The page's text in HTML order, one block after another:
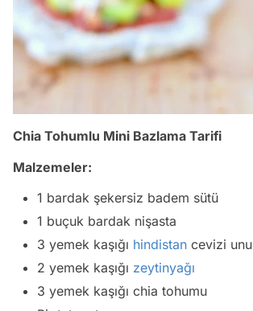
Chia Tohumlu Mini Bazlama Tarifi
Malzemeler:
1 bardak şekersiz badem sütü
1 buçuk bardak nişasta
3 yemek kaşığı hindistan cevizi unu
2 yemek kaşığı zeytinyağı
3 yemek kaşığı chia tohumu